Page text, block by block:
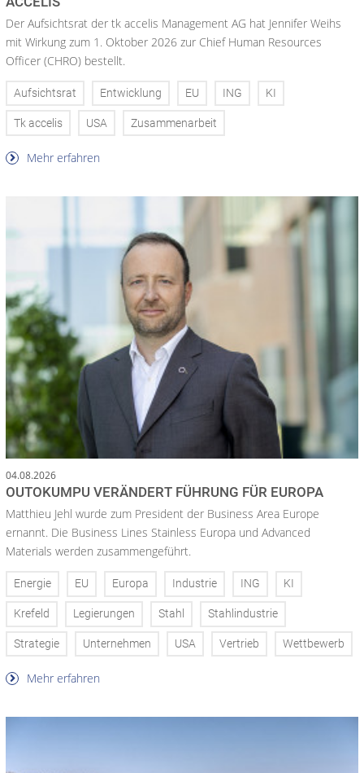
Der Aufsichtsrat der tk accelis Management AG hat Jennifer Weihs
mit Wirkung zum 1. Oktober 2026 zur Chief Human Resources
Officer (CHRO) bestellt.
Aufsichtsrat Entwicklung EU ING KI
Tk accelis USA Zusammenarbeit
Mehr erfahren
04.08.2026
OUTOKUMPU VERÄNDERT FÜHRUNG FÜR EUROPA
Matthieu Jehl wurde zum President der Business Area Europe
ernannt. Die Business Lines Stainless Europa und Advanced
Materials werden zusammengeführt.
Energie EU Europa Industrie ING KI
Krefeld Legierungen Stahl Stahlindustrie
Strategie Unternehmen USA Vertrieb Wettbewerb
Mehr erfahren